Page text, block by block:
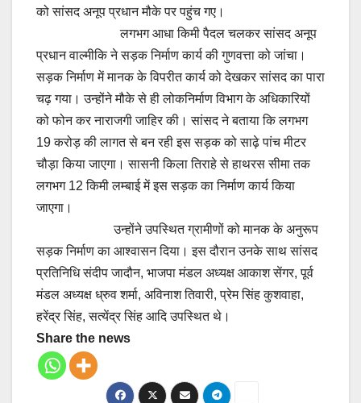
को सांसद अनूप प्रधान मौके पर पहुंच गए।
लगभग आधा किमी पैदल चलकर सांसद अनूप
प्रधान वाल्मीकि ने सड़क निर्माण कार्य की गुणवत्ता को जांचा।
सड़क निर्माण में मानक के विपरीत कार्य को देखकर सांसद का पारा
चढ़ गया। उन्होंने मौके से ही लोकनिर्माण विभाग के अधिकारियों
को फोन कर नाराजगी जाहिर की। सांसद ने बताया कि लगभग
19 करोड़ की लागत से बन रही इस सड़क को साढ़े पांच मीटर
चौड़ा किया जाएगा। सासनी किला तिराहे से हाथरस सीमा तक
लगभग 12 किमी लम्बाई में इस सड़क का निर्माण कार्य किया
जाएगा।
उन्होंने उपस्थित ग्रामीणों को मानक के अनुरूप
सड़क निर्माण का आश्वासन दिया। इस दौरान उनके साथ सांसद
प्रतिनिधि संदीप जादौन, भाजपा मंडल अध्यक्ष आकाश सेंगर, पूर्व
मंडल अध्यक्ष ध्रुव शर्मा, अविनाश तिवारी, प्रेम सिंह कुशवाहा,
हरेंद्र सिंह, सत्येंद्र सिंह आदि उपस्थित थे।
Share the news